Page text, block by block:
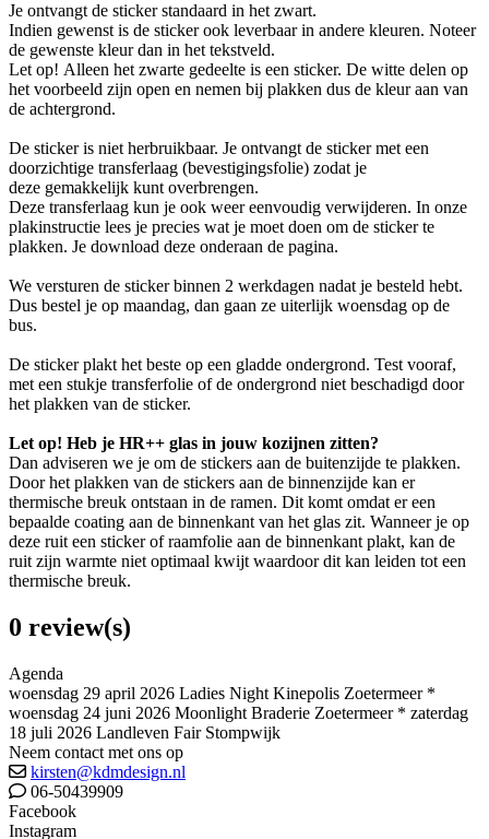
Je ontvangt de sticker standaard in het zwart.
Indien gewenst is de sticker ook leverbaar in andere kleuren. Noteer
de gewenste kleur dan in het tekstveld.
Let op! Alleen het zwarte gedeelte is een sticker. De witte delen op
het voorbeeld zijn open en nemen bij plakken dus de kleur aan van
de achtergrond.
De sticker is niet herbruikbaar. Je ontvangt de sticker met een
doorzichtige transferlaag (bevestigingsfolie) zodat je
deze gemakkelijk kunt overbrengen.
Deze transferlaag kun je ook weer eenvoudig verwijderen. In onze
plakinstructie lees je precies wat je moet doen om de sticker te
plakken. Je download deze onderaan de pagina.
We versturen de sticker binnen 2 werkdagen nadat je besteld hebt.
Dus bestel je op maandag, dan gaan ze uiterlijk woensdag op de
bus.
De sticker plakt het beste op een gladde ondergrond. Test vooraf,
met een stukje transferfolie of de ondergrond niet beschadigd door
het plakken van de sticker.
Let op! Heb je HR++ glas in jouw kozijnen zitten?
Dan adviseren we je om de stickers aan de buitenzijde te plakken.
Door het plakken van de stickers aan de binnenzijde kan er
thermische breuk ontstaan in de ramen. Dit komt omdat er een
bepaalde coating aan de binnenkant van het glas zit. Wanneer je op
deze ruit een sticker of raamfolie aan de binnenkant plakt, kan de
ruit zijn warmte niet optimaal kwijt waardoor dit kan leiden tot een
thermische breuk.
0 review(s)
Agenda
woensdag 29 april 2026 Ladies Night Kinepolis Zoetermeer *
woensdag 24 juni 2026 Moonlight Braderie Zoetermeer * zaterdag
18 juli 2026 Landleven Fair Stompwijk
Neem contact met ons op
kirsten@kdmdesign.nl
06-50439909
Facebook
Instagram